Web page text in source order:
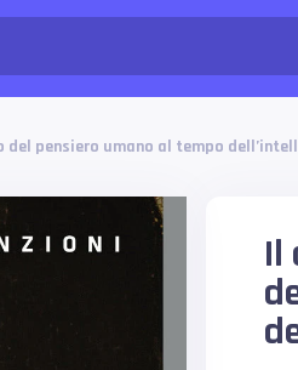
pensiero umano al tempo
Il